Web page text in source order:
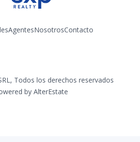
AgentesNosotrosContacto
, Todos los derechos reservados
by AlterEstate